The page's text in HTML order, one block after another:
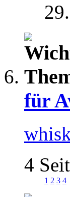
für
4
1 2 3 4